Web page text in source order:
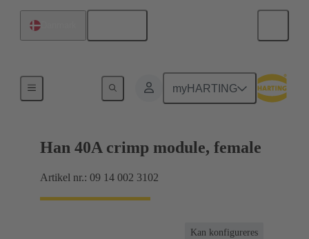
myHARTING
Han 40A crimp module, female
Artikel nr.: 09 14 002 3102
Kan konfigureres